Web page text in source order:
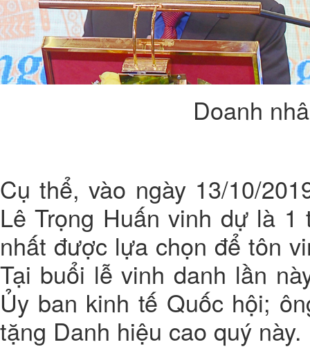
Doanh
Cụ thể, vào ngày 13/10/
Lê Trọng Huấn vinh dự là
nhất được lựa chọn để tôn
Tại buổi lễ vinh danh lần
Ủy ban kinh tế Quốc hội;
tặng Danh hiệu cao quý này.